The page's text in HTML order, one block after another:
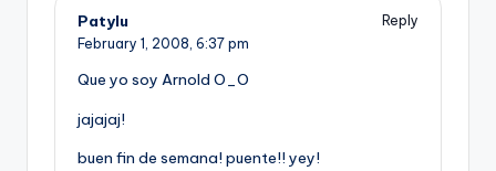
Patylu
Reply
February 1, 2008, 6:37 pm
Que yo soy Arnold O_O
jajajaj!
buen fin de semana! puente!! yey!